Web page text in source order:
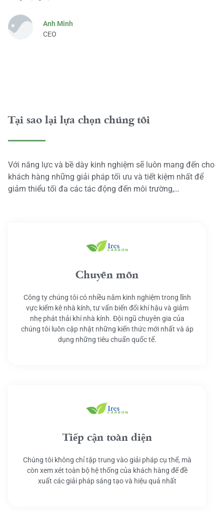
Anh Minh
CEO
Tại sao lại lựa chọn chúng tôi
Với năng lực và bề dày kinh nghiệm sẽ luôn mang đến cho
khách hàng những giải pháp tối ưu và tiết kiệm nhất để
giảm thiểu tối đa các tác động đến môi trường,…
Chuyên môn
Công ty chúng tôi có nhiều năm kinh nghiệm trong lĩnh
vực kiểm kê nhà kính, tư vấn biến đổi khí hậu và giảm
nhẹ phát thải khí nhà kính. Đội ngũ chuyên gia của
chúng tôi luôn cập nhật những kiến thức mới nhất và áp
dụng những tiêu chuẩn quốc tế.
Tiếp cận toàn diện
Chúng tôi không chỉ tập trung vào giải pháp cụ thể, mà
còn xem xét toàn bộ hệ thống của khách hàng để đề
xuất các giải pháp sáng tạo và hiệu quả nhất